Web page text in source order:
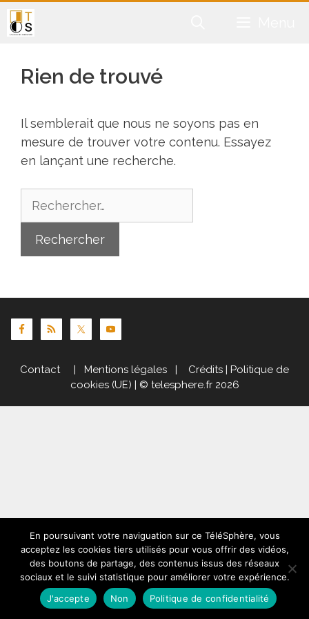
Aller
au
Rien de trouvé
Il semblerait que nous ne soyons pas en
mesure de trouver votre contenu. Essayez
en lançant une recherche.
Rechercher :
Contact| Mentions légales | Crédits | Politique de
cookies (UE) | © telesphere.fr 2026
En poursuivant votre naviguation sur ce TéléSphère, vous
acceptez les cookies tiers utilisés pour vous offrir des vidéos,
des boutons de partage, des contenus issus des réseaux
sociaux et le suivi statistique pour améliorer votre expérience.
J'accepte
Non Politique de confidentialité